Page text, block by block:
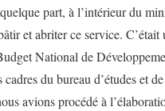
part, à l’intérieur du
et abriter ce service.
National de
du bureau d’études et
avions procédé à